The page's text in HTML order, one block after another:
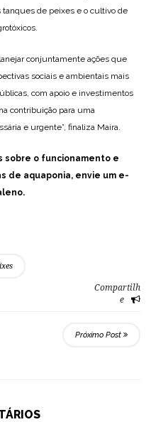
tanques de peixes e o cultivo de
conjuntamente ações que
sociais e ambientais mais
com apoio e investimentos
contribuição para uma
e urgente”, finaliza Maíra.
sobre o funcionamento e
de aquaponia, envie um e-
.
Compartilh
e
Próximo Post